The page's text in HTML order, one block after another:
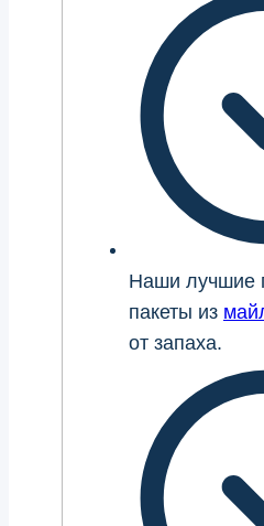
Наши лучшие
пакеты из
от запаха.